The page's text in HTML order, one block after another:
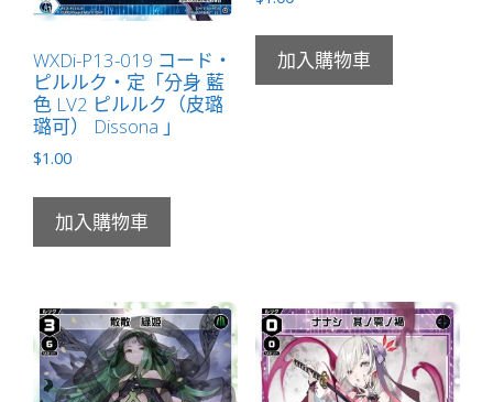
WXDi-P13-019 コード・
ピルルク・定「分身 藍
色 LV2 ピルルク（皮璐
璐可） Dissona 」
$1.00
加入購物車
加入購物車